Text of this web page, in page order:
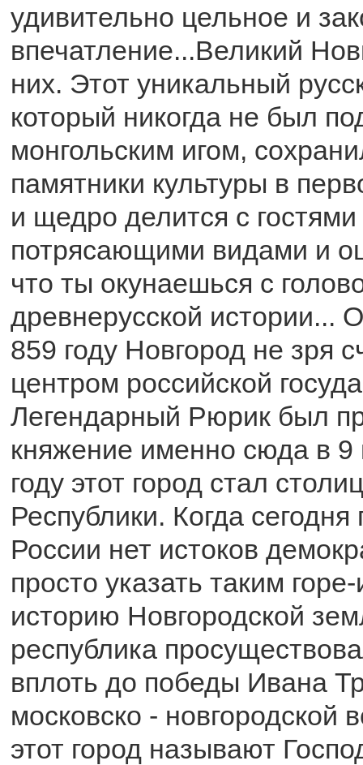
удивительно цельное и
впечатление...Великий
них. Этот уникальный
который никогда не был
монгольским игом,
памятники культуры в
и щедро делится с гостями
потрясающими видами и
что ты окунаешься с
древнерусской истории...
859 году Новгород не зря
центром российской
Легендарный Рюрик был
княжение именно сюда в 9
году этот город стал
Республики. Когда сегодня
России нет истоков
просто указать таким
историю Новгородской
республика
вплоть до победы Ивана
московско - новгородской
этот город называют